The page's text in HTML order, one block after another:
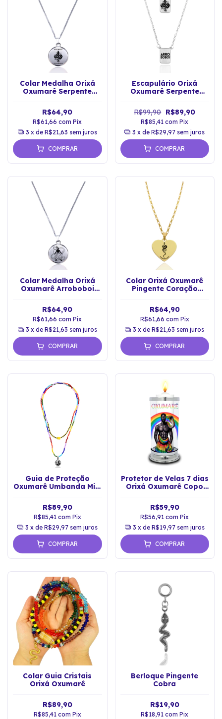
Colar Medalha Orixá
Oxumarê Serpente
R$64,90
R$61,66com Pix
3 x de R$21,63 sem juros
COMPRAR
Escapulário Orixá
Oxumarê Serpente
R$99,90 R$89,90
R$85,41com Pix
3 x deR$29,97 sem juros
COMPRAR
Colar Medalha Orixá
Oxumarê Arroboboi
R$64,90
R$61,66com Pix
3 x de R$21,63 sem juros
COMPRAR
Colar Orixá Oxumarê
Pingente Coração
R$64,90
R$61,66 com Pix
3 x deR$21,63 sem juros
COMPRAR
Guia de Proteção
Oxumarê Umbanda Mini
R$89,90
R$85,41 com Pix
3 x de R$29,97 sem juros
COMPRAR
Protetor de Velas 7 dias
Orixá Oxumarê Copo
R$59,90
R$56,91com Pix
3 x de R$19,97 sem juros
COMPRAR
Colar Guia Cristais
Orixá Oxumarê
R$89,90
R$85,41 com Pix
Berloque Pingente
Cobra
R$19,90
R$18,91com Pix